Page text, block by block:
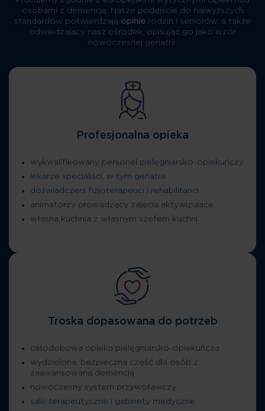
osobami z demencją. Nasze podejście do najwyższych
standardów potwierdzają opinie rodzin i seniorów, a także
odwiedzający nasz ośrodek, opisując go jako wzór
nowoczesnej geriatrii.
Profesjonalna opieka
wykwalifikowany personel pielęgniarsko-opiekuńczy
lekarze specjaliści, w tym geriatra
doświadczeni fizjoterapeuci i rehabilitanci
animatorzy prowadzący zajęcia aktywizujące
własna kuchnia z własnym szefem kuchni
Troska dopasowana do potrzeb
całodobowa opieka pielęgniarsko-opiekuńcza
wydzielona, bezpieczna część dla osób z
zaawansowaną demencją
nowoczesny system przywoławczy
sale terapeutyczne i gabinety medyczne